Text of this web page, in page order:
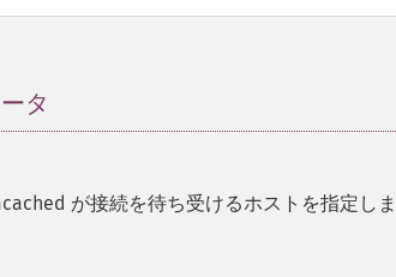
タ
が接続を待ち受けるホストを指定しま